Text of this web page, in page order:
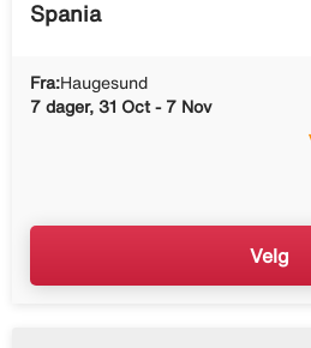
Spania
Fra:Haugesund
7 dager, 31 Oct - 7 Nov
Velg